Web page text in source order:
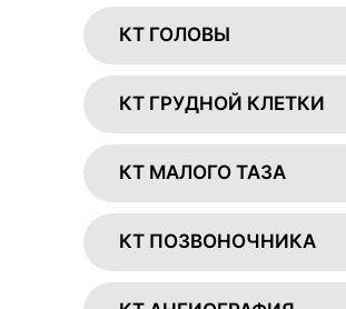
КТ ГОЛОВЫ
КТ ГРУДНОЙ КЛЕТКИ
КТ МАЛОГО ТАЗА
КТ ПОЗВОНОЧНИКА